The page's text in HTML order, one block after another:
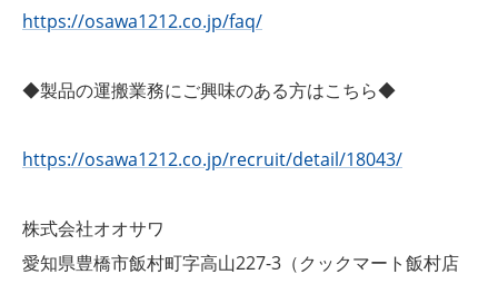
https://osawa1212.co.jp/faq/
◆製品の運搬業務にご興味のある方はこちら◆
https://osawa1212.co.jp/recruit/detail/18043/
株式会社オオサワ
愛知県豊橋市飯村町字高山227-3（クックマート飯村店